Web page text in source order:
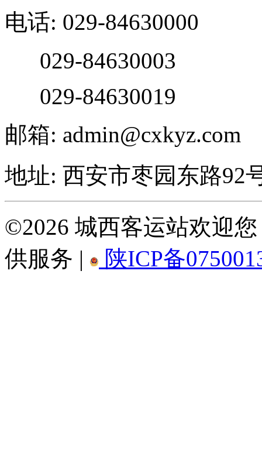
电话: 029-84630000
029-84630003
029-84630019
邮箱: admin@cxkyz.com
地址: 西安市枣园东路92
©2026 城西客运站欢迎
供服务 |
陕ICP备